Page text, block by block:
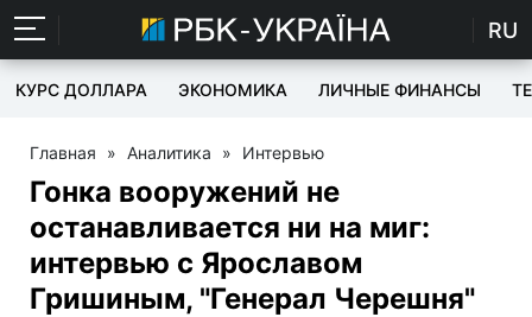
RU
КУРС ДОЛЛАРА ЭКОНОМИКА ЛИЧНЫЕ ФИНАНСЫ
Главная » Аналитика » Интервью
Гонка вооружений не
останавливается ни на миг:
интервью с Ярославом
Гришиным, "Генерал Черешня"